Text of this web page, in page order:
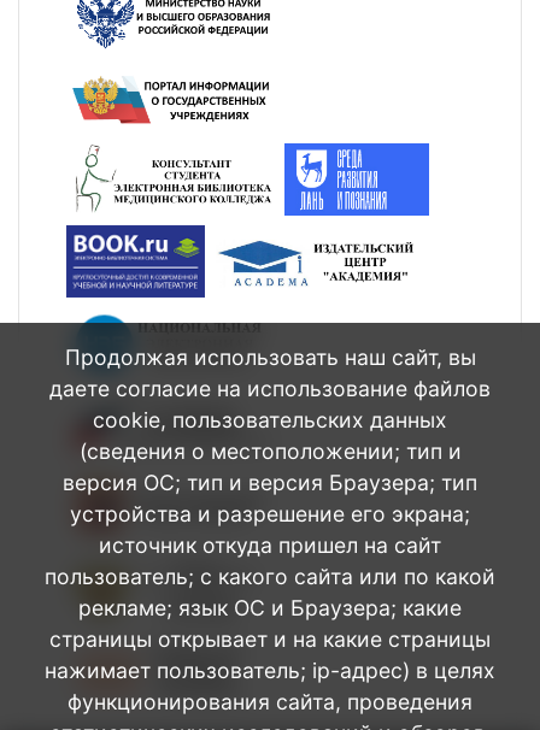
Продолжая использовать наш сайт, вы
даете согласие на использование файлов
cookie, пользовательских данных
(сведения о местоположении; тип и
версия ОС; тип и версия Браузера; тип
устройства и разрешение его экрана;
источник откуда пришел на сайт
пользователь; с какого сайта или по какой
рекламе; язык ОС и Браузера; какие
страницы открывает и на какие страницы
нажимает пользователь; ip-адрес) в целях
функционирования сайта, проведения